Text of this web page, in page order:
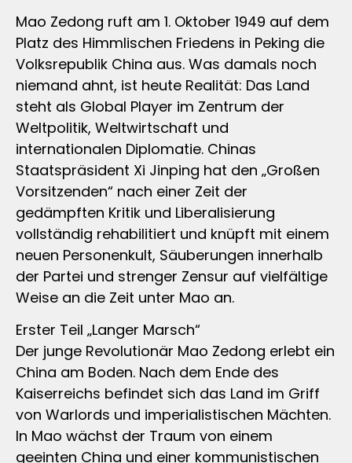
Mao Zedong ruft am 1. Oktober 1949 auf dem
Platz des Himmlischen Friedens in Peking die
Volksrepublik China aus. Was damals noch
niemand ahnt, ist heute Realität: Das Land
steht als Global Player im Zentrum der
Weltpolitik, Weltwirtschaft und
internationalen Diplomatie. Chinas
Staatspräsident Xi Jinping hat den „Großen
Vorsitzenden“ nach einer Zeit der
gedämpften Kritik und Liberalisierung
vollständig rehabilitiert und knüpft mit einem
neuen Personenkult, Säuberungen innerhalb
der Partei und strenger Zensur auf vielfältige
Weise an die Zeit unter Mao an.
Erster Teil „Langer Marsch“
Der junge Revolutionär Mao Zedong erlebt ein
China am Boden. Nach dem Ende des
Kaiserreichs befindet sich das Land im Griff
von Warlords und imperialistischen Mächten.
In Mao wächst der Traum von einem
geeinten China und einer kommunistischen